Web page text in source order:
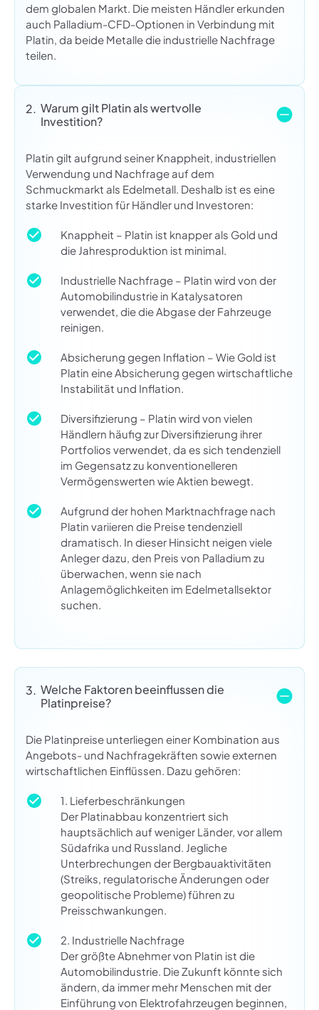
dem globalen Markt. Die meisten Händler erkunden
auch Palladium-CFD-Optionen in Verbindung mit
Platin, da beide Metalle die industrielle Nachfrage
teilen.
2. Warum gilt Platin als wertvolle
Investition?
Platin gilt aufgrund seiner Knappheit, industriellen
Verwendung und Nachfrage auf dem
Schmuckmarkt als Edelmetall. Deshalb ist es eine
starke Investition für Händler und Investoren:
Knappheit – Platin ist knapper als Gold und
die Jahresproduktion ist minimal.
Industrielle Nachfrage – Platin wird von der
Automobilindustrie in Katalysatoren
verwendet, die die Abgase der Fahrzeuge
reinigen.
Absicherung gegen Inflation – Wie Gold ist
Platin eine Absicherung gegen wirtschaftliche
Instabilität und Inflation.
Diversifizierung – Platin wird von vielen
Händlern häufig zur Diversifizierung ihrer
Portfolios verwendet, da es sich tendenziell
im Gegensatz zu konventionelleren
Vermögenswerten wie Aktien bewegt.
Aufgrund der hohen Marktnachfrage nach
Platin variieren die Preise tendenziell
dramatisch. In dieser Hinsicht neigen viele
Anleger dazu, den Preis von Palladium zu
überwachen, wenn sie nach
Anlagemöglichkeiten im Edelmetallsektor
suchen.
3. Welche Faktoren beeinflussen die
Platinpreise?
Die Platinpreise unterliegen einer Kombination aus
Angebots- und Nachfragekräften sowie externen
wirtschaftlichen Einflüssen. Dazu gehören:
1. Lieferbeschränkungen
Der Platinabbau konzentriert sich
hauptsächlich auf weniger Länder, vor allem
Südafrika und Russland. Jegliche
Unterbrechungen der Bergbauaktivitäten
(Streiks, regulatorische Änderungen oder
geopolitische Probleme) führen zu
Preisschwankungen.
2. Industrielle Nachfrage
Der größte Abnehmer von Platin ist die
Automobilindustrie. Die Zukunft könnte sich
ändern, da immer mehr Menschen mit der
Einführung von Elektrofahrzeugen beginnen,